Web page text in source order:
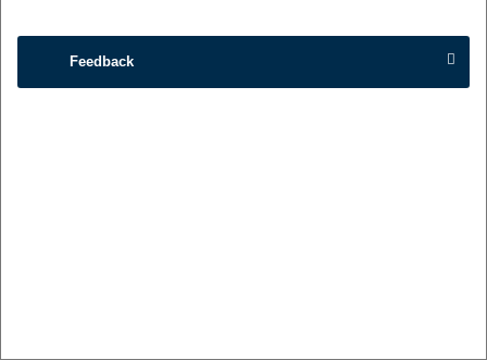
Feedback